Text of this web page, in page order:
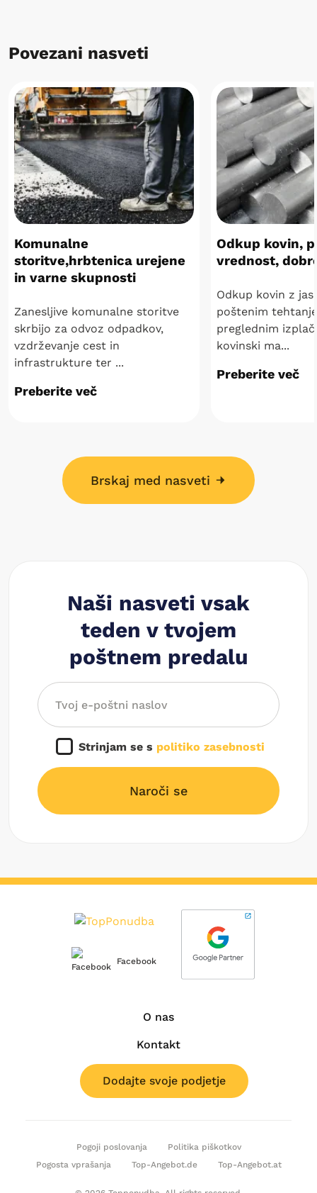
Povezani nasveti
Komunalne
storitve,hrbtenica urejene
in varne skupnosti
Zanesljive komunalne storitve
skrbijo za odvoz odpadkov,
vzdrževanje cest in
infrastrukture ter ...
Preberite več
Odkup kovin,
vrednost,
Odkup kovin z
poštenim
preglednim
kovinski ma...
Preberite več
Brskaj med nasveti
Naši nasveti vsak
teden v tvojem
poštnem predalu
Strinjam se s politiko zasebnosti
Naroči se
Facebook
O nas
Kontakt
Dodajte svoje podjetje
Pogoji poslovanja
Politika piškotkov
Pogosta vprašanja
Top-Angebot.de Top-Angebot.at